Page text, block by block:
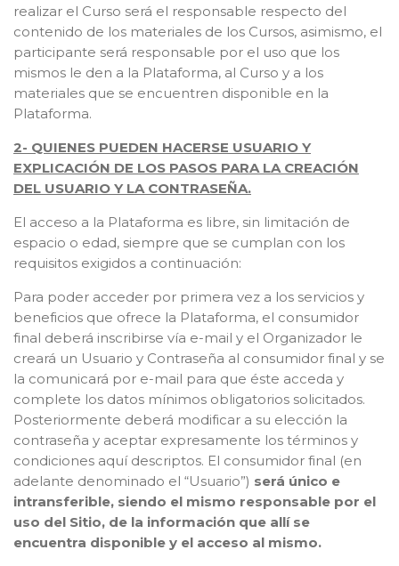
realizar el Curso será el responsable respecto del
contenido de los materiales de los Cursos, asimismo, el
participante será responsable por el uso que los
mismos le den a la Plataforma, al Curso y a los
materiales que se encuentren disponible en la
Plataforma.
2- QUIENES PUEDEN HACERSE USUARIO Y
EXPLICACIÓN DE LOS PASOS PARA LA CREACIÓN
DEL USUARIO Y LA CONTRASEÑA.
El acceso a la Plataforma es libre, sin limitación de
espacio o edad, siempre que se cumplan con los
requisitos exigidos a continuación:
Para poder acceder por primera vez a los servicios y
beneficios que ofrece la Plataforma, el consumidor
final deberá inscribirse vía e-mail y el Organizador le
creará un Usuario y Contraseña al consumidor final y se
la comunicará por e-mail para que éste acceda y
complete los datos mínimos obligatorios solicitados.
Posteriormente deberá modificar a su elección la
contraseña y aceptar expresamente los términos y
condiciones aquí descriptos. El consumidor final (en
adelante denominado el “Usuario”) será único e
intransferible, siendo el mismo responsable por el
uso del Sitio, de la información que allí se
encuentra disponible y el acceso al mismo.